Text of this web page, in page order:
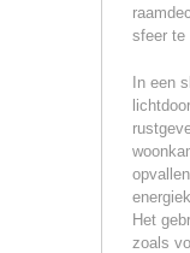
sfeer te
In een
Het
zoals